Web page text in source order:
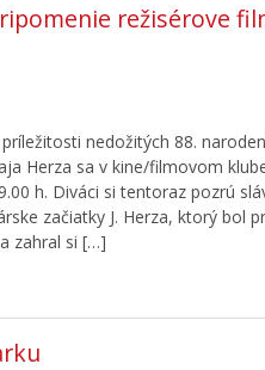
režisérove
nedožitých 88.
Herza sa v kine/filmovom
h. Diváci si tentoraz pozrú
začiatky J. Herza, ktorý bol
zahral si […]